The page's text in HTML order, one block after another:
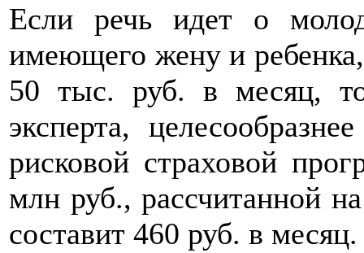
Если речь идет о
имеющего жену и
50 тыс. руб. в месяц,
эксперта,
рисковой страховой
млн руб., рассчитанной
составит 460 руб. в